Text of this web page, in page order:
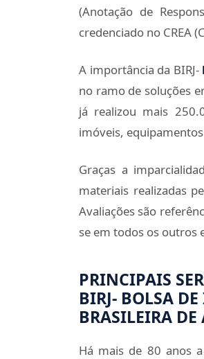
(Anotação de
credenciado no CREA
A importância da BIRJ-
no ramo de soluções
já realizou mais
imóveis,
Graças a
materiais realizadas
Avaliações são
se em todos os outros
PRINCIPAIS
BIRJ- BOLSA
BRASILEIRA DE
Há mais de 80 anos a